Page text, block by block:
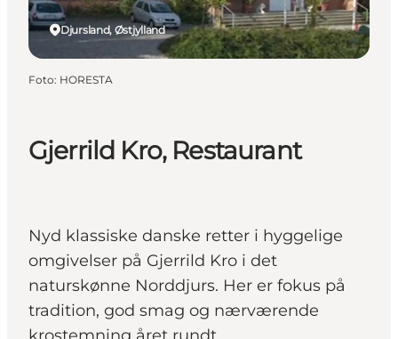
Gjerrild Kro, Restaurant
Nyd klassiske danske retter i hyggelige
omgivelser på Gjerrild Kro i det
naturskønne Norddjurs. Her er fokus på
tradition, god smag og nærværende
Djursland, Østjylland
Foto: HORESTA